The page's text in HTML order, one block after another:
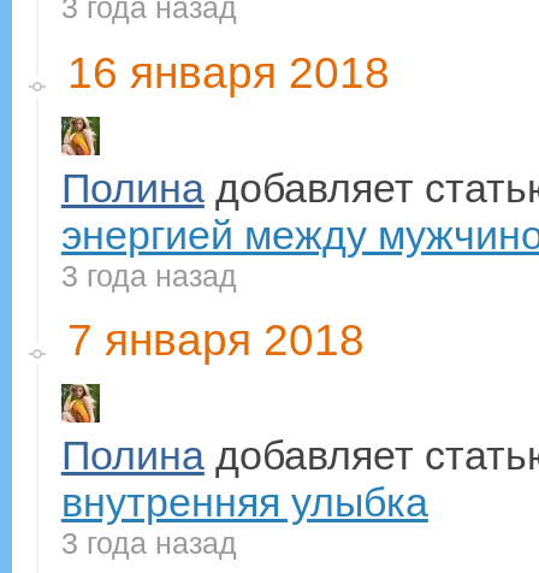
3 года назад
16 января 2018
Полина добавляет
энергией между
3 года назад
7 января 2018
Полинадобавляет
внутренняя улыбка
3 года назад